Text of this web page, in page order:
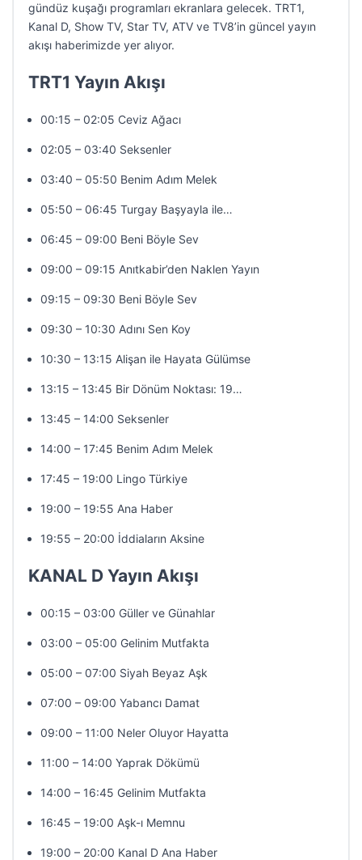
gündüz kuşağı programları ekranlara gelecek. TRT1,
Kanal D, Show TV, Star TV, ATV ve TV8’in güncel yayın
akışı haberimizde yer alıyor.
TRT1 Yayın Akışı
00:15 – 02:05 Ceviz Ağacı
02:05 – 03:40 Seksenler
03:40 – 05:50 Benim Adım Melek
05:50 – 06:45 Turgay Başyayla ile…
06:45 – 09:00 Beni Böyle Sev
09:00 – 09:15 Anıtkabir’den Naklen Yayın
09:15 – 09:30 Beni Böyle Sev
09:30 – 10:30 Adını Sen Koy
10:30 – 13:15 Alişan ile Hayata Gülümse
13:15 – 13:45 Bir Dönüm Noktası: 19…
13:45 – 14:00 Seksenler
14:00 – 17:45 Benim Adım Melek
17:45 – 19:00 Lingo Türkiye
19:00 – 19:55 Ana Haber
19:55 – 20:00 İddiaların Aksine
KANAL D Yayın Akışı
00:15 – 03:00 Güller ve Günahlar
03:00 – 05:00 Gelinim Mutfakta
05:00 – 07:00 Siyah Beyaz Aşk
07:00 – 09:00 Yabancı Damat
09:00 – 11:00 Neler Oluyor Hayatta
11:00 – 14:00 Yaprak Dökümü
14:00 – 16:45 Gelinim Mutfakta
16:45 – 19:00 Aşk-ı Memnu
19:00 – 20:00 Kanal D Ana Haber